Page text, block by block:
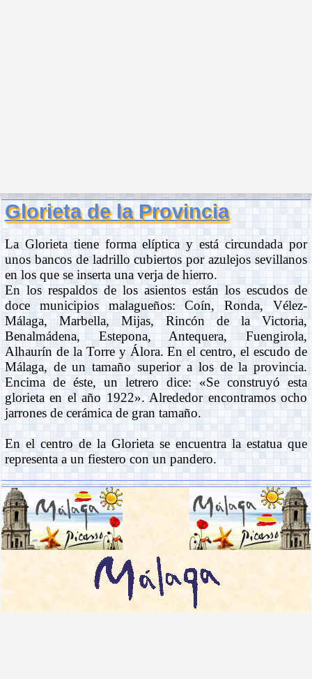
Glorieta de la Provincia
La Glorieta tiene forma elíptica y está circundada por
unos bancos de ladrillo cubiertos por azulejos sevillanos
en los que se inserta una verja de hierro.
En los respaldos de los asientos están los escudos de
doce municipios malagueños: Coín, Ronda, Vélez-
Málaga, Marbella, Mijas, Rincón de la Victoria,
Benalmádena, Estepona, Antequera, Fuengirola,
Alhaurín de la Torre y Álora. En el centro, el escudo de
Málaga, de un tamaño superior a los de la provincia.
Encima de éste, un letrero dice: «Se construyó esta
glorieta en el año 1922». Alrededor encontramos ocho
jarrones de cerámica de gran tamaño.
En el centro de la Glorieta se encuentra la estatua que
representa a un fiestero con un pandero.